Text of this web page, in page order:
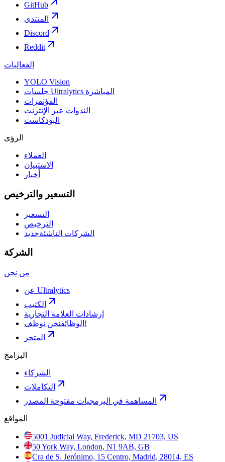
GitHub
المنتدى
Discord
Reddit
الفعاليات
YOLO Vision
جلسات Ultralytics المباشرة
المؤتمرات
الندوات عبر الإنترنت
البودكاست
الرؤى
العملاء
الاستبيان
أخبار
التسعير والترخيص
التسعير
الترخيص
الشركات الناشئةجديد
الشركة
من نحن
عن Ultralytics
الكتيب
إرشادات العلامة التجارية
الوظائف نحن نوظف!
المتجر
البرامج
الشركاء
التكاملات
المساهمة في البرمجيات مفتوحة المصدر
المواقع
5001 Judicial Way, Frederick, MD 21703, US
50 York Way, London, N1 9AB, GB
Cra de S. Jerónimo, 15 Centro, Madrid, 28014, ES